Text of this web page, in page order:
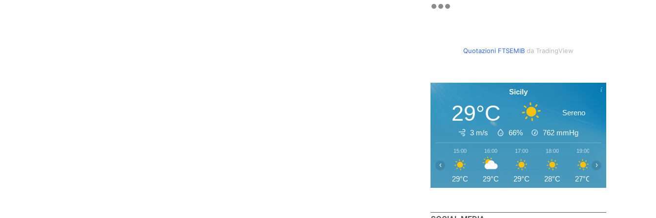
Quotazioni FTSEMIB da TradingView
Sicily
29°C Sereno
3 m/s 66% 762 mmHg
15:00
29°C
16:00
29°C
17:00
29°C
18:00
28°C
19:00
27°C
‹ ›